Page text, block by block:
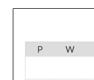
P W